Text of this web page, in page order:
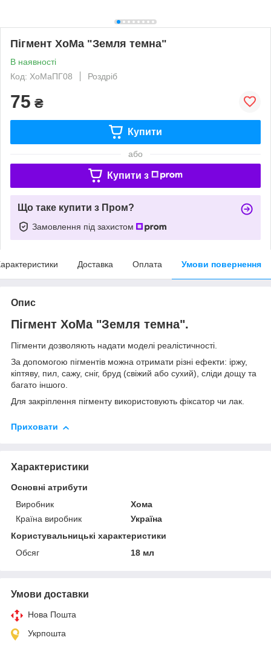
Пігмент ХоМа "Земля темна"
В наявності
Код: ХоМаПГ08
Роздріб
75 ₴
Купити
або
Купити з
Що таке купити з Пром?
Замовлення під захистом
Доставка Оплата Умови повернення
Опис
Пігмент ХоМа "Земля темна".
Пігменти дозволяють надати моделі реалістичності.
За допомогою пігментів можна отримати різні ефекти: іржу,
кіптяву, пил, сажу, сніг, бруд (свіжий або сухий), сліди дощу та
багато іншого.
Для закріплення пігменту використовують фіксатор чи лак.
Приховати
Характеристики
Основні атрибути
Виробник
Хома
Країна виробник
Україна
Користувальницькі характеристики
Обсяг
18 мл
Умови доставки
Нова Пошта
Укрпошта